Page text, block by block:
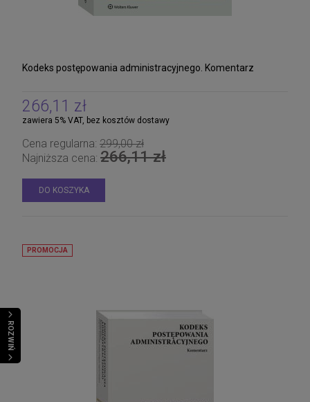
ROZWIŃ
Kodeks postępowania administracyjnego. Komentarz
266,11 zł
zawiera 5% VAT, bez kosztów dostawy
Cena regularna: 299,00 zł
Najniższa cena: 266,11 zł
DO KOSZYKA
PROMOCJA